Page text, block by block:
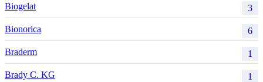
Biogelat 3
Bionorica 6
Braderm 1
Brady C. KG 1